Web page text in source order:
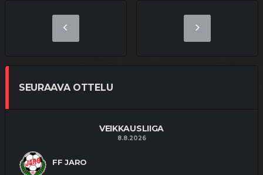
SEURAAVA OTTELU
VEIKKAUSLIIGA
8.8.2026
FF JARO